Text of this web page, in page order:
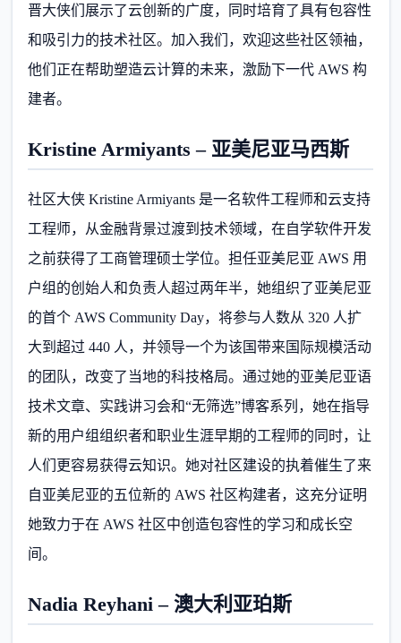
晋大侠们展示了云创新的广度，同时培育了具有包容性
和吸引力的技术社区。加入我们，欢迎这些社区领袖，
他们正在帮助塑造云计算的未来，激励下一代 AWS 构
建者。
Kristine Armiyants – 亚美尼亚马西斯
社区大侠 Kristine Armiyants 是一名软件工程师和云支持
工程师，从金融背景过渡到技术领域，在自学软件开发
之前获得了工商管理硕士学位。担任亚美尼亚 AWS 用
户组的创始人和负责人超过两年半，她组织了亚美尼亚
的首个 AWS Community Day，将参与人数从 320 人扩
大到超过 440 人，并领导一个为该国带来国际规模活动
的团队，改变了当地的科技格局。通过她的亚美尼亚语
技术文章、实践讲习会和“无筛选”博客系列，她在指导
新的用户组组织者和职业生涯早期的工程师的同时，让
人们更容易获得云知识。她对社区建设的执着催生了来
自亚美尼亚的五位新的 AWS 社区构建者，这充分证明
她致力于在 AWS 社区中创造包容性的学习和成长空
间。
Nadia Reyhani – 澳大利亚珀斯